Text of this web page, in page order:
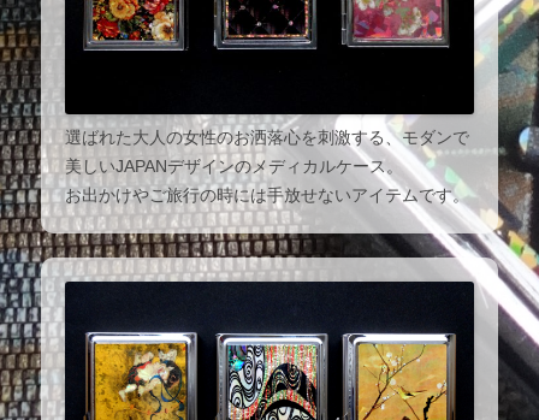
選ばれた大人の女性のお洒落心を刺激する、モダンで
美しいJAPANデザインのメディカルケース。
お出かけやご旅行の時には手放せないアイテムです。